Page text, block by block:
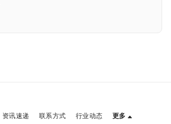
资讯速递 联系方式 行业动态 更多